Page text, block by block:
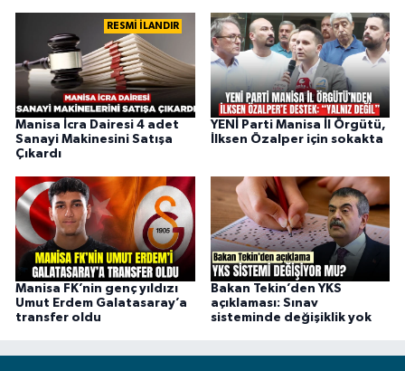
RESMİ İLANDIR
Manisa İcra Dairesi 4 adet
Sanayi Makinesini Satışa
Çıkardı
YENİ Parti Manisa İl Örgütü,
İlksen Özalper için sokakta
Manisa FK’nin genç yıldızı
Umut Erdem Galatasaray’a
transfer oldu
Bakan Tekin’den YKS
açıklaması: Sınav
sisteminde değişiklik yok